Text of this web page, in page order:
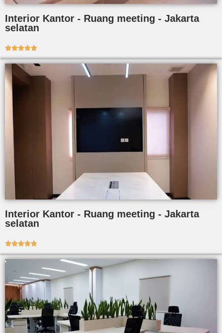
Interior Kantor - Ruang meeting - Jakarta
selatan

Interior Kantor - Ruang meeting - Jakarta
selatan
